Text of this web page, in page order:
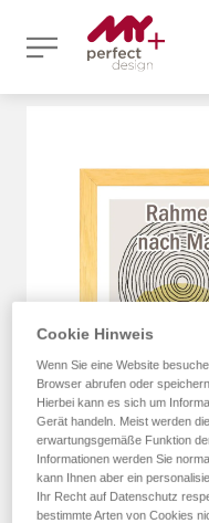
Bildergalerie
Cookie Hinweis
Wenn Sie eine Website
Browser abrufen oder
Hierbei kann es sich um
Gerät handeln. Meist werden
erwartungsgemäße Funktion
Informationen werden Sie
kann Ihnen aber ein
Ihr Recht auf Datenschutz
bestimmte Arten von Cookies